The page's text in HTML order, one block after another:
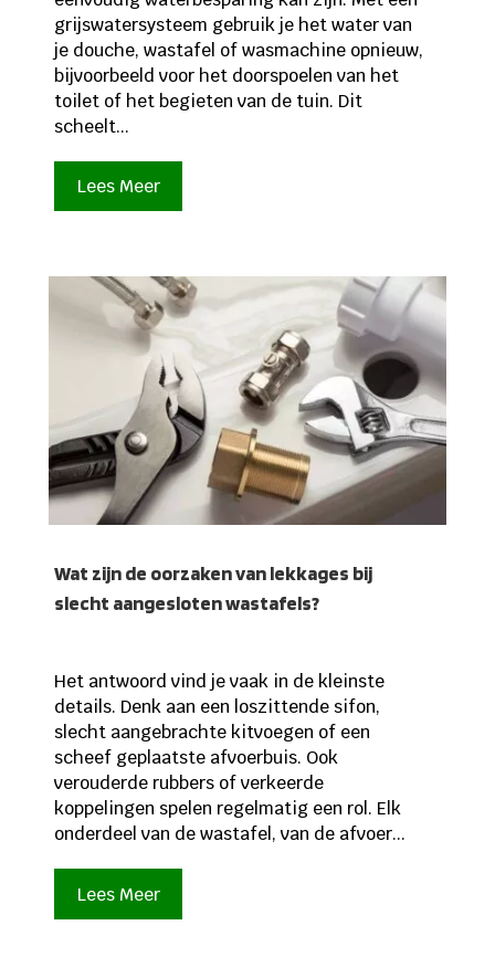
grijswatersysteem gebruik je het water van
je douche, wastafel of wasmachine opnieuw,
bijvoorbeeld voor het doorspoelen van het
toilet of het begieten van de tuin. Dit
scheelt...
Lees Meer
Wat zijn de oorzaken van lekkages bij
slecht aangesloten wastafels?
Het antwoord vind je vaak in de kleinste
details. Denk aan een loszittende sifon,
slecht aangebrachte kitvoegen of een
scheef geplaatste afvoerbuis. Ook
verouderde rubbers of verkeerde
koppelingen spelen regelmatig een rol. Elk
onderdeel van de wastafel, van de afvoer...
Lees Meer